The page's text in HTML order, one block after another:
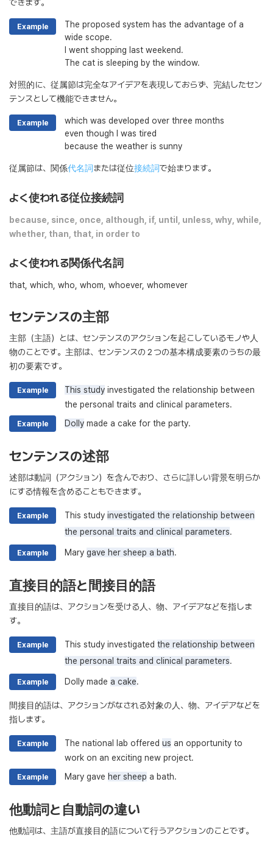
できます。
Example
The proposed system has the advantage of a
wide scope.
I went shopping last weekend.
The cat is sleeping by the window.
対照的に、従属節は完全なアイデアを表現しておらず、完結したセン
テンスとして機能できません。
Example
which was developed over three months
even though I was tired
because the weather is sunny
従属節は、関係代名詞または従位接続詞で始まります。
よく使われる従位接続詞
because, since, once, although, if, until, unless, why, while,
whether, than, that, in order to
よく使われる関係代名詞
that, which, who, whom, whoever, whomever
センテンスの主部
主部（主語）とは、センテンスのアクションを起こしているモノや人
物のことです。主部は、センテンスの２つの基本構成要素のうちの最
初の要素です。
Example This study investigated the relationship between
the personal traits and clinical parameters.
Example Dolly made a cake for the party.
センテンスの述部
述部は動詞（アクション）を含んでおり、さらに詳しい背景を明らか
にする情報を含めることもできます。
Example This study investigated the relationship between
the personal traits and clinical parameters.
Example Mary gave her sheep a bath.
直接目的語と間接目的語
直接目的語は、アクションを受ける人、物、アイデアなどを指しま
す。
Example This study investigated the relationship between
the personal traits and clinical parameters.
Example Dolly made a cake.
間接目的語は、アクションがなされる対象の人、物、アイデアなどを
指します。
Example The national lab offered us an opportunity to
work on an exciting new project.
Example Mary gave her sheep a bath.
他動詞と自動詞の違い
他動詞は、主語が直接目的語について行うアクションのことです。